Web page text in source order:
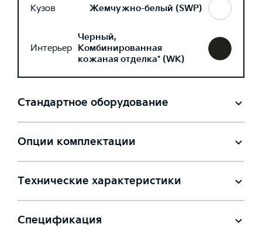
Кузов Жемчужно-белый (SWP)
Интерьер
Черный,
Комбинированная
кожаная отделка* (WK)
Стандартное оборудование
Опции комплектации
Технические характеристики
Спецификация